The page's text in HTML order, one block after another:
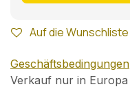
Auf die Wunschliste
Geschäftsbedingungen
Verkauf nur in Europa